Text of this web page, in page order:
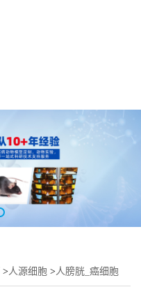
>人源细胞 >人膀胱_癌细胞